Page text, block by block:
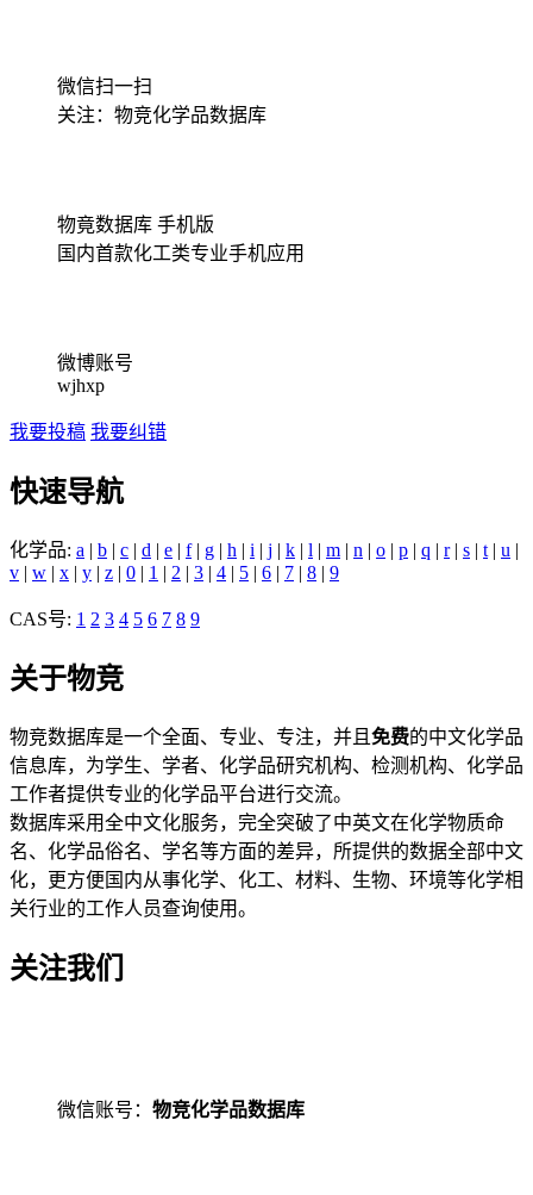
微信扫一扫
关注：物竞化学品数据库
物竟数据库 手机版
国内首款化工类专业手机应用
微博账号
wjhxp
我要投稿 我要纠错
快速导航
化学品: a | b | c | d | e | f| g | h | i | j | k | l | m | n | o | p | q | r| s | t | u |
v | w | x | y | z | 0 | 1 | 2 | 3 | 4 | 5 | 6 | 7 | 8 | 9
CAS号: 1 2 3 4 5 6 7 8 9
关于物竞
物竞数据库是一个全面、专业、专注，并且 免费的中文化学品
信息库，为学生、学者、化学品研究机构、检测机构、化学品
工作者提供专业的化学品平台进行交流。
数据库采用全中文化服务，完全突破了中英文在化学物质命
名、化学品俗名、学名等方面的差异，所提供的数据全部中文
化，更方便国内从事化学、化工、材料、生物、环境等化学相
关行业的工作人员查询使用。
关注我们
微信账号： 物竞化学品数据库